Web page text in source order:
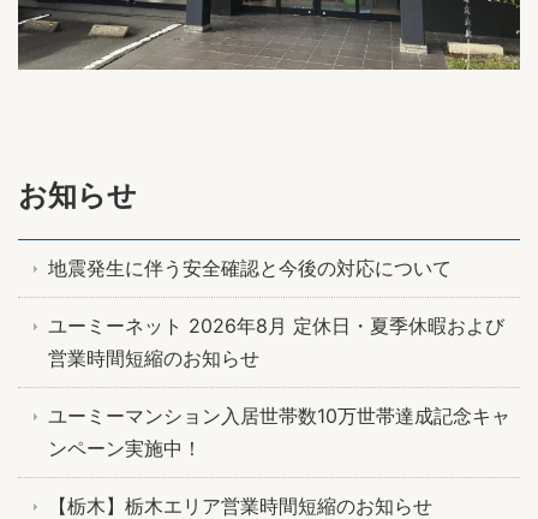
お知らせ
地震発生に伴う安全確認と今後の対応について
ユーミーネット 2026年8月 定休日・夏季休暇および
営業時間短縮のお知らせ
ユーミーマンション入居世帯数10万世帯達成記念キャ
ンペーン実施中！
【栃木】栃木エリア営業時間短縮のお知らせ